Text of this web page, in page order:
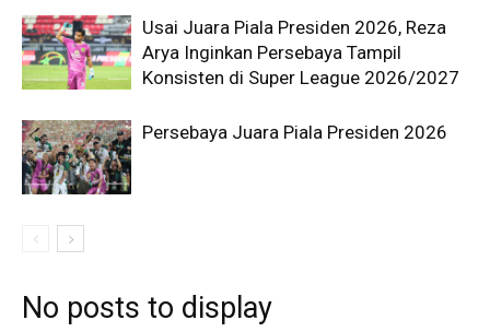
Usai Juara Piala Presiden 2026, Reza
Arya Inginkan Persebaya Tampil
Konsisten di Super League 2026/2027
Persebaya Juara Piala Presiden 2026
No posts to display